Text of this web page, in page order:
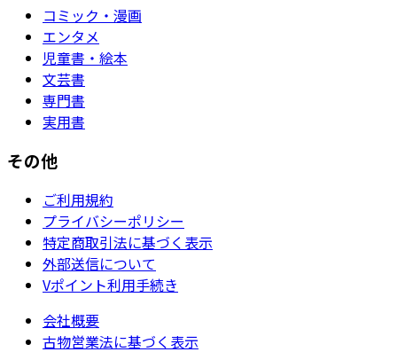
コミック・漫画
エンタメ
児童書・絵本
文芸書
専門書
実用書
その他
ご利用規約
プライバシーポリシー
特定商取引法に基づく表示
外部送信について
Vポイント利用手続き
会社概要
古物営業法に基づく表示